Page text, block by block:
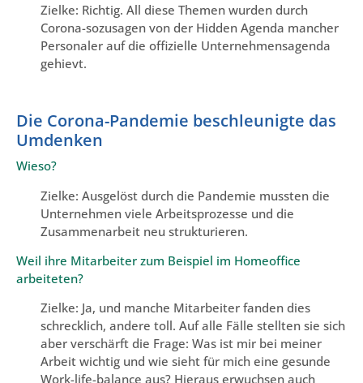
Zielke: Richtig. All diese Themen wurden durch
Corona-sozusagen von der Hidden Agenda mancher
Personaler auf die offizielle Unternehmensagenda
gehievt.
Die Corona-Pandemie beschleunigte das
Umdenken
Wieso?
Zielke: Ausgelöst durch die Pandemie mussten die
Unternehmen viele Arbeitsprozesse und die
Zusammenarbeit neu strukturieren.
Weil ihre Mitarbeiter zum Beispiel im Homeoffice
arbeiteten?
Zielke: Ja, und manche Mitarbeiter fanden dies
schrecklich, andere toll. Auf alle Fälle stellten sie sich
aber verschärft die Frage: Was ist mir bei meiner
Arbeit wichtig und wie sieht für mich eine gesunde
Work-life-balance aus? Hieraus erwuchsen auch